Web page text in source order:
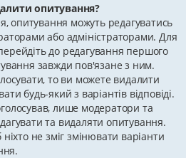
опитування?
опитування можуть редагуватись
або адміністраторами. Для
до редагування першого
завжди пов'язане з ним.
то ви можете видалити
будь-який з варіантів відповіді.
лише модератори та
та видаляти опитування.
не зміг змінювати варіанти